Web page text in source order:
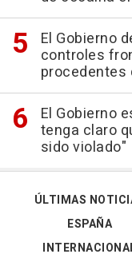
El Gobierno
controles
procedentes
El Gobierno
tenga claro
sido violado"
ÚLTIMAS
ESPAÑA